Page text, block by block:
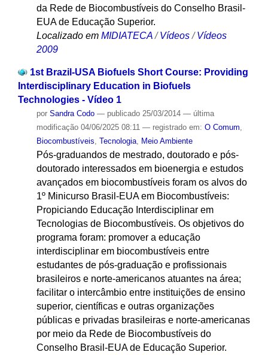
da Rede de Biocombustíveis do Conselho Brasil-
EUA de Educação Superior.
Localizado em MIDIATECA /Vídeos /Vídeos
2009
1st Brazil-USA Biofuels Short Course: Providing
Interdisciplinary Education in Biofuels
Technologies - Vídeo 1
por Sandra Codo — publicado25/03/2014 — última
modificação04/06/2025 08:11 — registrado em: O Comum,
Biocombustíveis, Tecnologia, Meio Ambiente
Pós-graduandos de mestrado, doutorado e pós-
doutorado interessados em bioenergia e estudos
avançados em biocombustíveis foram os alvos do
1º Minicurso Brasil-EUA em Biocombustíveis:
Propiciando Educação Interdisciplinar em
Tecnologias de Biocombustíveis. Os objetivos do
programa foram: promover a educação
interdisciplinar em biocombustíveis entre
estudantes de pós-graduação e profissionais
brasileiros e norte-americanos atuantes na área;
facilitar o intercâmbio entre instituições de ensino
superior, científicas e outras organizações
públicas e privadas brasileiras e norte-americanas
por meio da Rede de Biocombustíveis do
Conselho Brasil-EUA de Educação Superior.